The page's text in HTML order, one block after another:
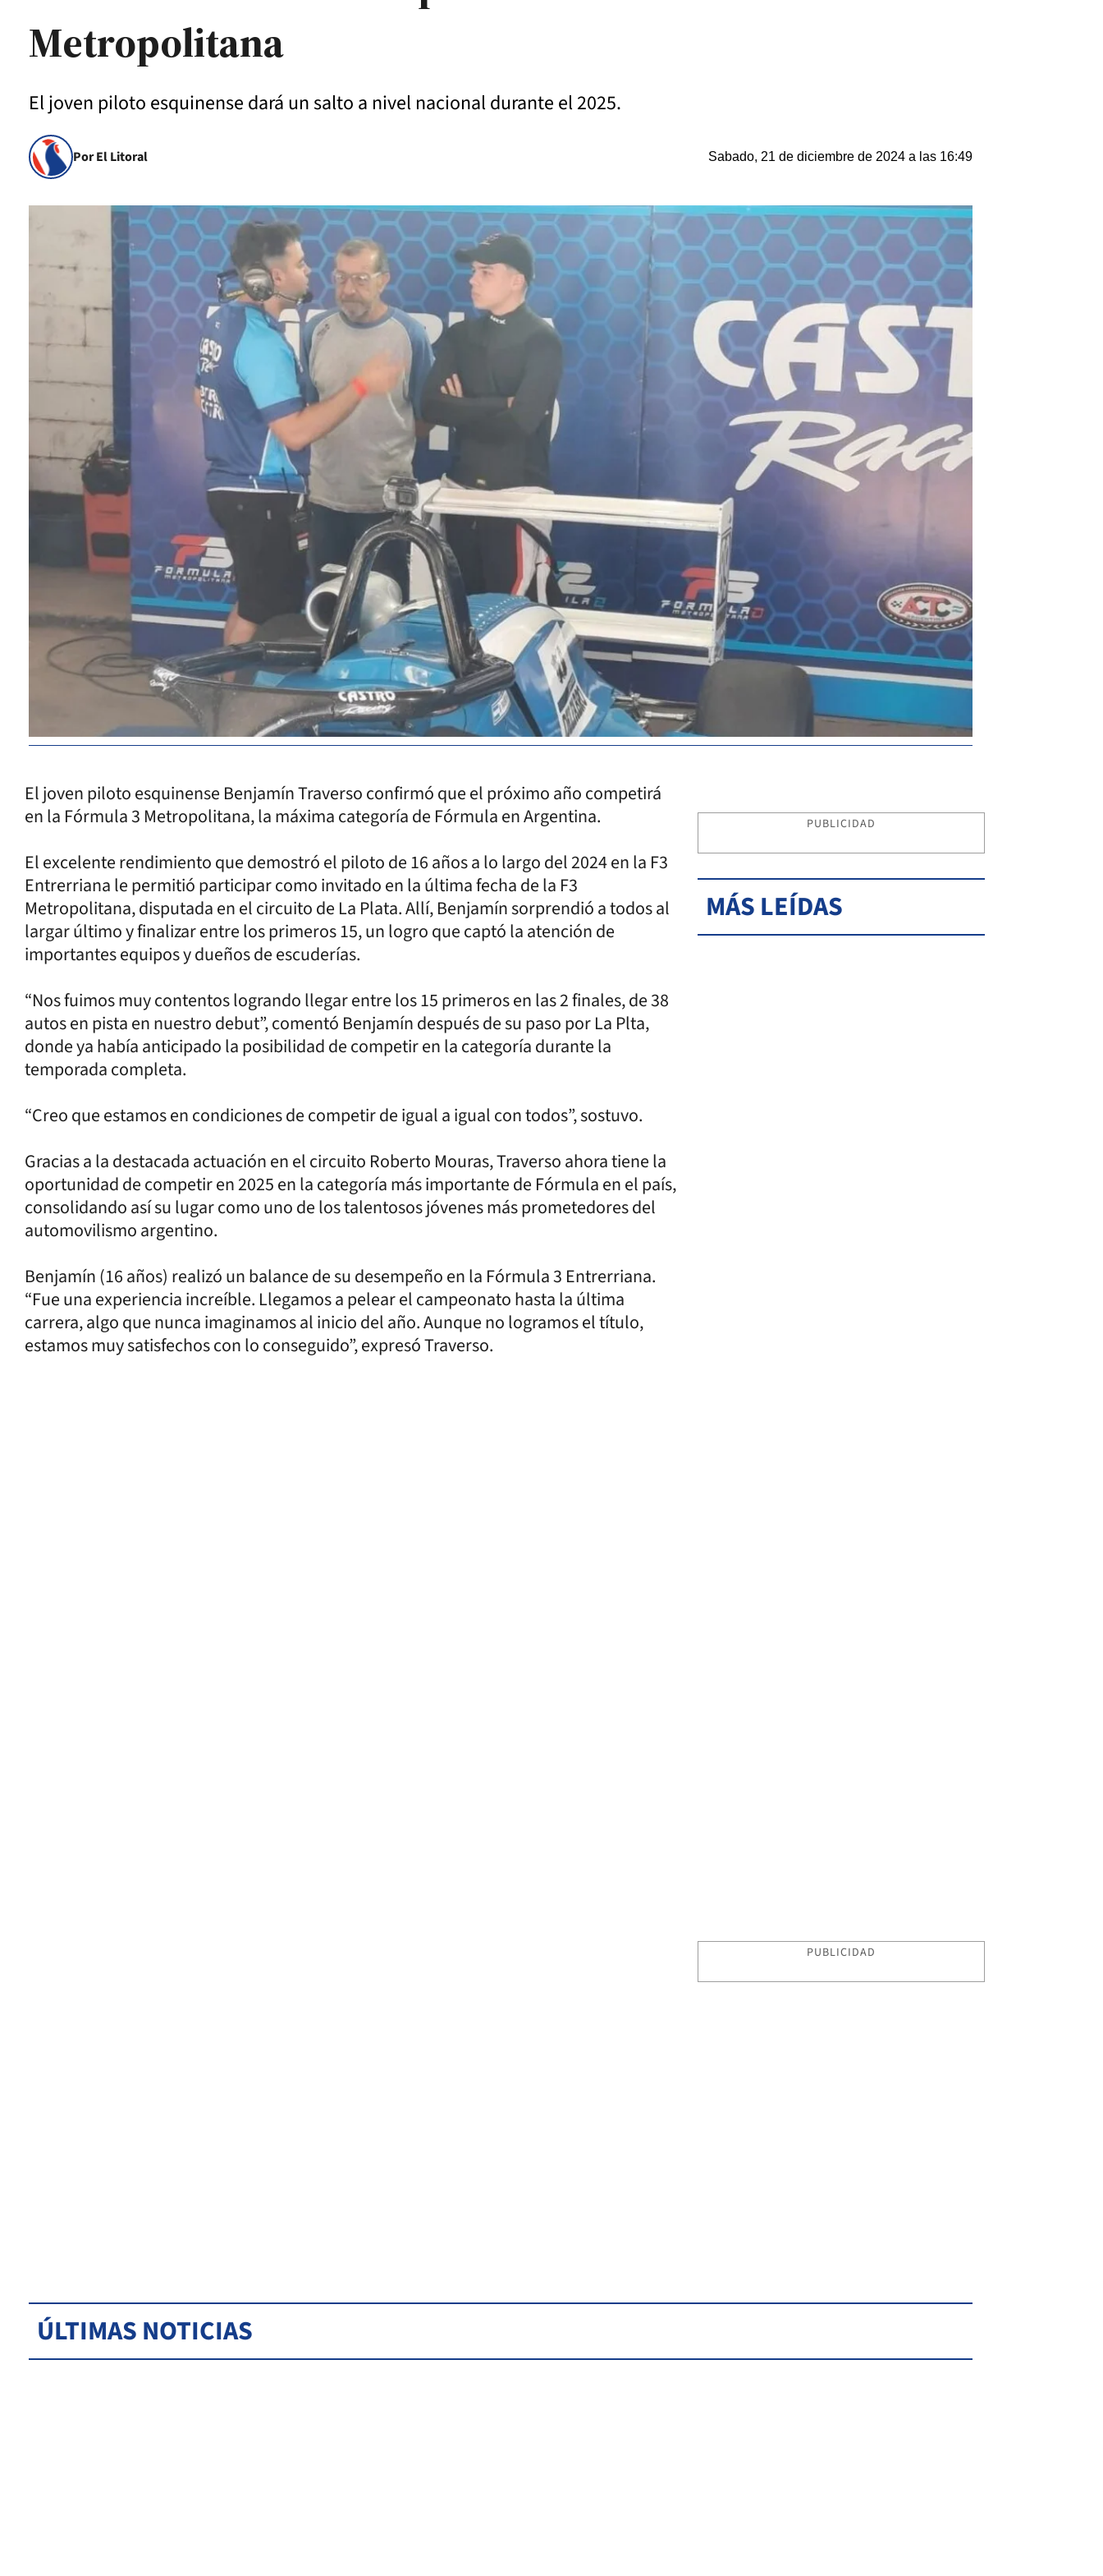
Metropolitana
El joven piloto esquinense dará un salto a nivel nacional durante el 2025.
Por El Litoral Sabado, 21 de diciembre de 2024 a las 16:49
El joven piloto esquinense Benjamín Traverso confirmó que el próximo año competirá
en la Fórmula 3 Metropolitana, la máxima categoría de Fórmula en Argentina.
El excelente rendimiento que demostró el piloto de 16 años a lo largo del 2024 en la F3
Entrerriana le permitió participar como invitado en la última fecha de la F3
Metropolitana, disputada en el circuito de La Plata. Allí, Benjamín sorprendió a todos al
largar último y finalizar entre los primeros 15, un logro que captó la atención de
importantes equipos y dueños de escuderías.
“Nos fuimos muy contentos logrando llegar entre los 15 primeros en las 2 finales, de 38
autos en pista en nuestro debut”, comentó Benjamín después de su paso por La Plta,
donde ya había anticipado la posibilidad de competir en la categoría durante la
temporada completa.
“Creo que estamos en condiciones de competir de igual a igual con todos”, sostuvo.
Gracias a la destacada actuación en el circuito Roberto Mouras, Traverso ahora tiene la
oportunidad de competir en 2025 en la categoría más importante de Fórmula en el país,
consolidando así su lugar como uno de los talentosos jóvenes más prometedores del
automovilismo argentino.
Benjamín (16 años) realizó un balance de su desempeño en la Fórmula 3 Entrerriana.
“Fue una experiencia increíble. Llegamos a pelear el campeonato hasta la última
carrera, algo que nunca imaginamos al inicio del año. Aunque no logramos el título,
estamos muy satisfechos con lo conseguido”, expresó Traverso.
PUBLICIDAD
MÁS LEÍDAS
PUBLICIDAD
ÚLTIMAS NOTICIAS